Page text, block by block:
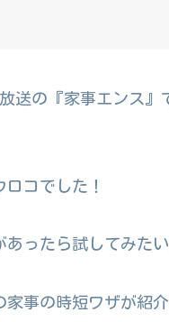
送の『家事エンス
コでした！
ったら試してみたい
事の時短ワザが紹介